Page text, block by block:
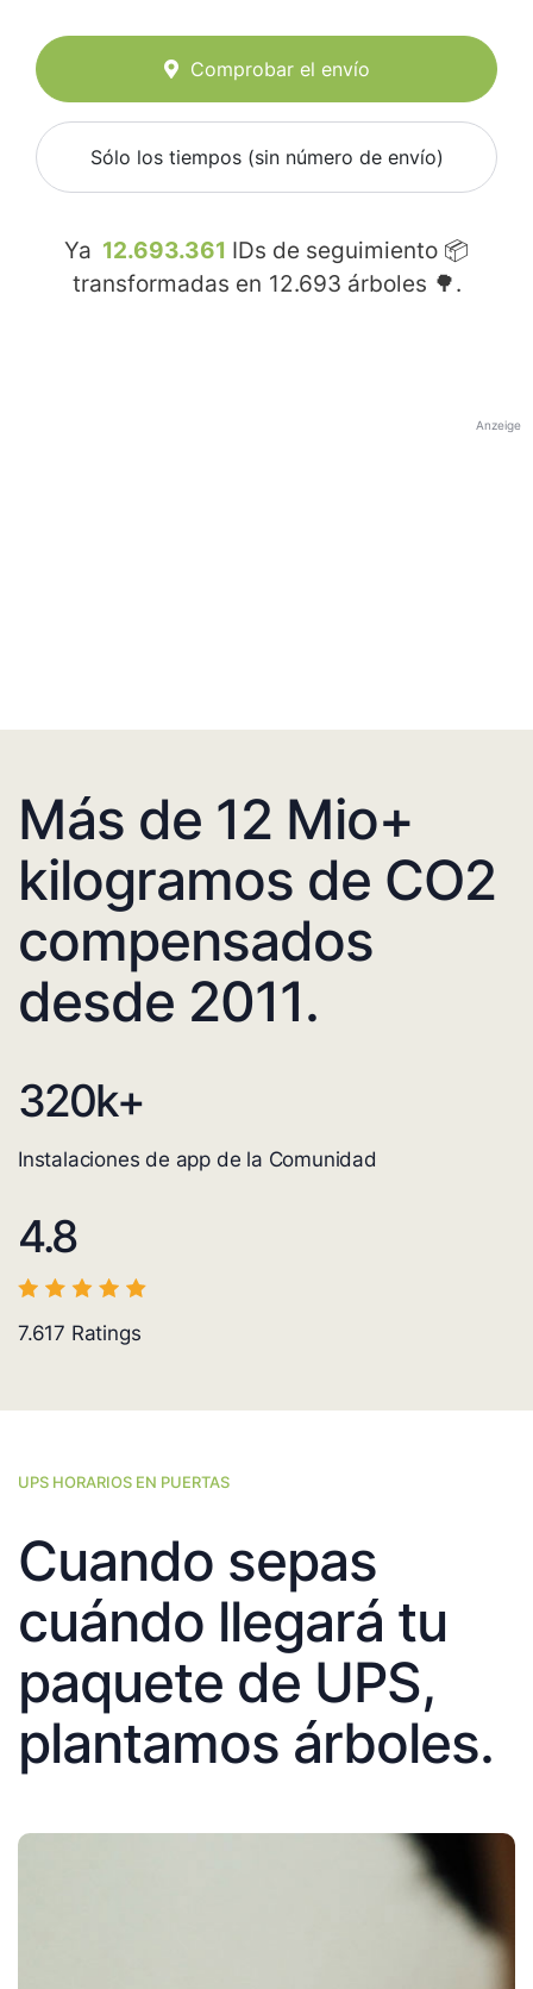
Comprobar el envío
Sólo los tiempos (sin número de envío)
Ya 12.693.361 IDs de seguimiento 📦
transformadas en 12.693 árboles 🌳.
Anzeige
Más de 12 Mio+
kilogramos de CO2
compensados
desde 2011.
320k+
Instalaciones de app de la Comunidad
4.8
7.617 Ratings
UPS HORARIOS EN PUERTAS
Cuando sepas
cuándo llegará tu
paquete de UPS,
plantamos árboles.